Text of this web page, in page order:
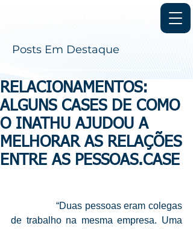
Posts Em Destaque
RELACIONAMENTOS:
ALGUNS CASES DE COMO
O INATHU AJUDOU A
MELHORAR AS RELAÇÕES
ENTRE AS PESSOAS.CASE
de trabalho na mesma empresa. Uma